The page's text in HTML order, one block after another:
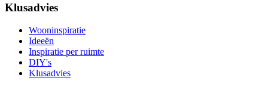
Klusadvies
Wooninspiratie
Ideeën
Inspiratie per ruimte
DIY's
Klusadvies